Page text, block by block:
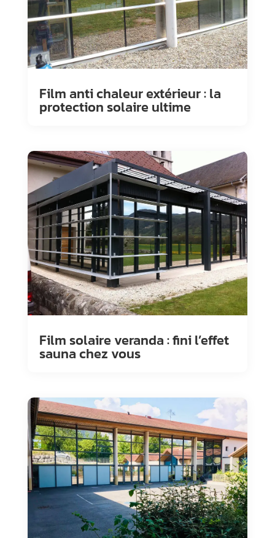
Film anti chaleur extérieur : la
protection solaire ultime
Film solaire veranda : fini l’effet
sauna chez vous